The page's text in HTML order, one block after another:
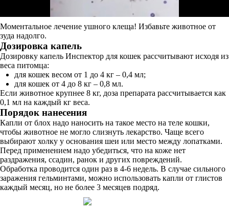
Моментальное лечение ушного клеща! Избавьте животное от
зуда надолго.
Дозировка капель
Дозировку капель Инспектор для кошек рассчитывают исходя из
веса питомца:
для кошек весом от 1 до 4 кг – 0,4 мл;
для кошек от 4 до 8 кг – 0,8 мл.
Если животное крупнее 8 кг, доза препарата рассчитывается как
0,1 мл на каждый кг веса.
Порядок нанесения
Капли от блох надо наносить на такое место на теле кошки,
чтобы животное не могло слизнуть лекарство. Чаще всего
выбирают холку у основания шеи или место между лопатками.
Перед применением надо убедиться, что на коже нет
раздражения, ссадин, ранок и других повреждений.
Обработка проводится один раз в 4-6 недель. В случае сильного
заражения гельминтами, можно использовать капли от глистов
каждый месяц, но не более 3 месяцев подряд.